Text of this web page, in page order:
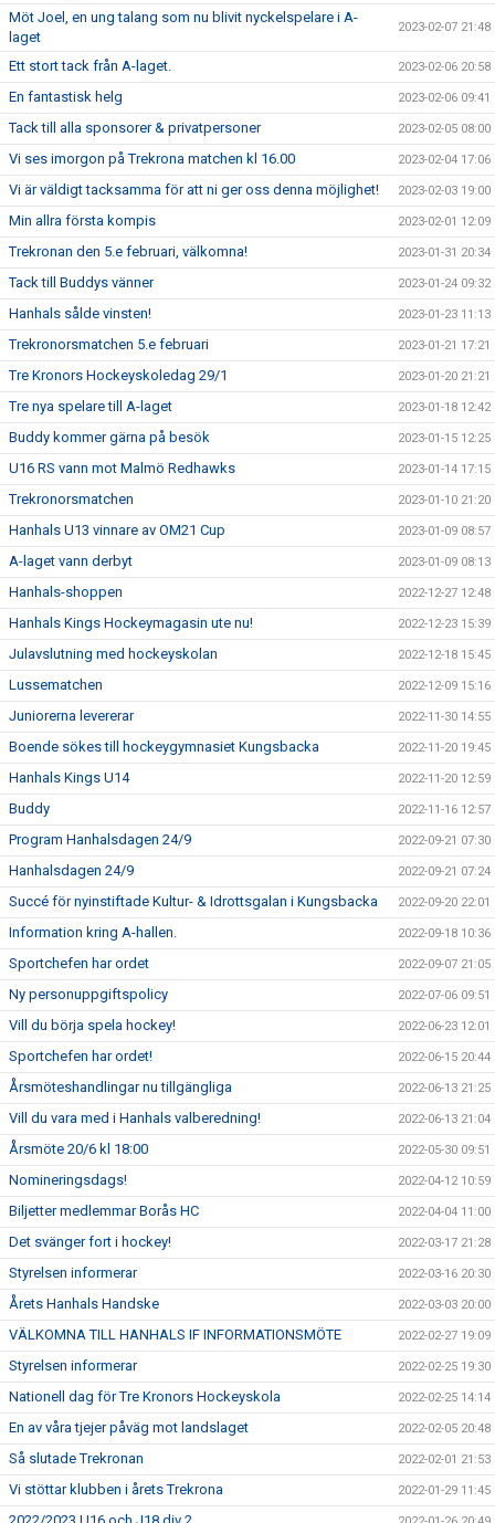
Möt Joel, en ung talang som nu blivit nyckelspelare i A-
laget
2023-02-07 21:48
Ett stort tack från A-laget. 2023-02-06 20:58
En fantastisk helg 2023-02-06 09:41
Tack till alla sponsorer & privatpersoner 2023-02-05 08:00
Vi ses imorgon på Trekrona matchen kl 16.00 2023-02-04 17:06
Vi är väldigt tacksamma för att ni ger oss denna möjlighet! 2023-02-03 19:00
Min allra första kompis 2023-02-01 12:09
Trekronan den 5.e februari, välkomna! 2023-01-31 20:34
Tack till Buddys vänner 2023-01-24 09:32
Hanhals sålde vinsten! 2023-01-23 11:13
Trekronorsmatchen 5.e februari 2023-01-21 17:21
Tre Kronors Hockeyskoledag 29/1 2023-01-20 21:21
Tre nya spelare till A-laget 2023-01-18 12:42
Buddy kommer gärna på besök 2023-01-15 12:25
U16 RS vann mot Malmö Redhawks 2023-01-14 17:15
Trekronorsmatchen 2023-01-10 21:20
Hanhals U13 vinnare av OM21 Cup 2023-01-09 08:57
A-laget vann derbyt 2023-01-09 08:13
Hanhals-shoppen 2022-12-27 12:48
Hanhals Kings Hockeymagasin ute nu! 2022-12-23 15:39
Julavslutning med hockeyskolan 2022-12-18 15:45
Lussematchen 2022-12-09 15:16
Juniorerna levererar 2022-11-30 14:55
Boende sökes till hockeygymnasiet Kungsbacka 2022-11-20 19:45
Hanhals Kings U14 2022-11-20 12:59
Buddy 2022-11-16 12:57
Program Hanhalsdagen 24/9 2022-09-21 07:30
Hanhalsdagen 24/9 2022-09-21 07:24
Succé för nyinstiftade Kultur- & Idrottsgalan i Kungsbacka 2022-09-20 22:01
Information kring A-hallen. 2022-09-18 10:36
Sportchefen har ordet 2022-09-07 21:05
Ny personuppgiftspolicy 2022-07-06 09:51
Vill du börja spela hockey! 2022-06-23 12:01
Sportchefen har ordet! 2022-06-15 20:44
Årsmöteshandlingar nu tillgängliga 2022-06-13 21:25
Vill du vara med i Hanhals valberedning! 2022-06-13 21:04
Årsmöte 20/6 kl 18:00 2022-05-30 09:51
Nomineringsdags! 2022-04-12 10:59
Biljetter medlemmar Borås HC 2022-04-04 11:00
Det svänger fort i hockey! 2022-03-17 21:28
Styrelsen informerar 2022-03-16 20:30
Årets Hanhals Handske 2022-03-03 20:00
VÄLKOMNA TILL HANHALS IF INFORMATIONSMÖTE 2022-02-27 19:09
Styrelsen informerar 2022-02-25 19:30
Nationell dag för Tre Kronors Hockeyskola 2022-02-25 14:14
En av våra tjejer påväg mot landslaget 2022-02-05 20:48
Så slutade Trekronan 2022-02-01 21:53
Vi stöttar klubben i årets Trekrona 2022-01-29 11:45